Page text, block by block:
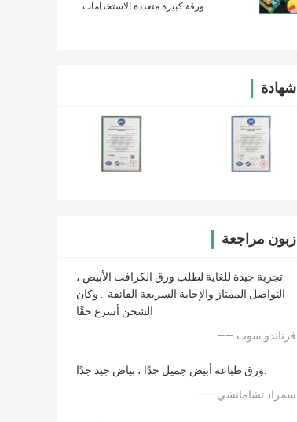
ورقة كبيرة متعددة الاستخدامات
شهادة
زبون مراجعة
تجربة جيدة للغاية لطلب ورق الكرافت الأبيض ،
التواصل الممتاز والإجابة السريعة الفائقة .. وكان
الشحن أسرع حقًا
—— فرناندو سوت
ورق طباعة أبيض جميل جدًا ، بياض جيد جدًا.
—— سمراد تشامانشي